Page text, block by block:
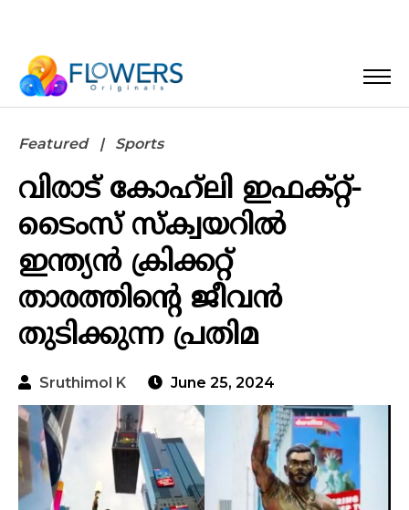
Featured Sports
വിരാട് കോഹ്‌ലി ഇഫക്‌റ്റ്-
ടൈംസ് സ്‌ക്വയറിൽ
ഇന്ത്യൻ ക്രിക്കറ്റ്
താരത്തിന്റെ ജീവൻ
തുടിക്കുന്ന പ്രതിമ
Sruthimol K June 25, 2024